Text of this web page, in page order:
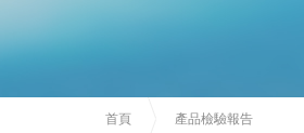
首頁 產品檢驗報告